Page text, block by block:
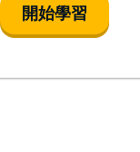
開始學習